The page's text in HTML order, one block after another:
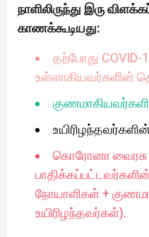
நாளிலிருந்து இரு
காணக்கூடியது:
தற்போது
உள்ளாகியவர்களின்
கொரோனா
நோயாளிகள் +
உயிரிழந்தவர்கள்).